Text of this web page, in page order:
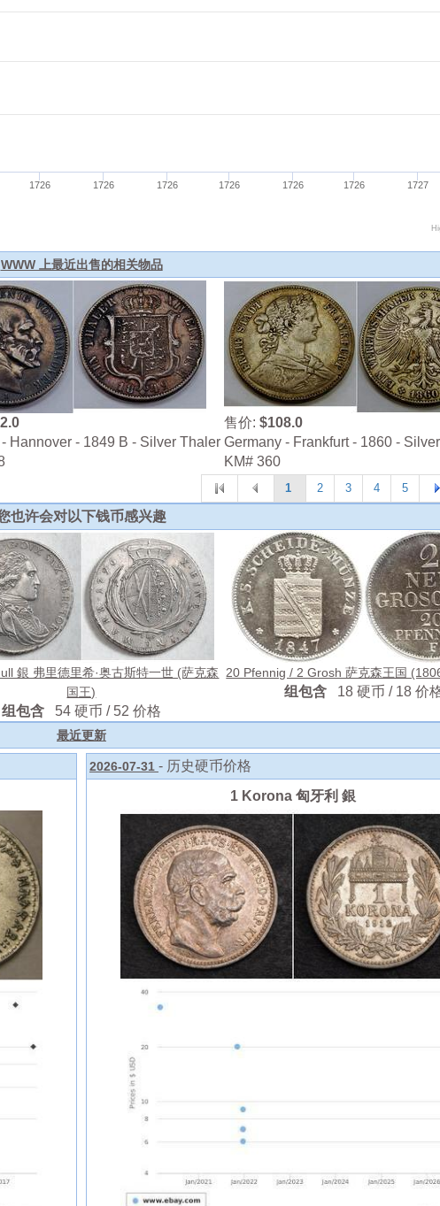
WWW 上最近出售的相关物品
Hannover - 1849 B - Silver Thaler
售价: $108.0
Germany - Frankfurt - 1860 -
KM# 360
1 2 3 4 5
也许会对以下钱币感兴趣
銀 弗里德里希·奥古斯特一世 (萨克森
国王)
组包含 54 硬币 / 52 价格
20 Pfennig / 2 Grosh 萨克森王国
组包含 18 硬币 / 18 价
最近更新
2026-07-31 - 历史硬币价格
1 Korona 匈牙利 銀